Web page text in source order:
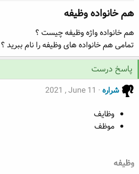
ه
و
ض
ع
ع
هم خانواده وظیفه​
هم خانواده واژه وظیفه چیست ؟
تمامی هم خانواده های وظیفه را نام ببرید ؟
پاسخ درست
شراره
2021 , June 11
وظایف
موظف
وظیفه​